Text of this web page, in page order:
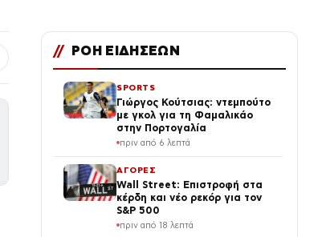
// ΡΟΗ ΕΙΔΗΣΕΩΝ
SPORTS
Γιώργος Κούτσιας: ντεμπούτο
με γκολ για τη Φαμαλικάο
στην Πορτογαλία
πριν από 6 λεπτά
ΑΓΟΡΕΣ
Wall Street: Επιστροφή στα
κέρδη και νέο ρεκόρ για τον
S&P 500
πριν από 18 λεπτά